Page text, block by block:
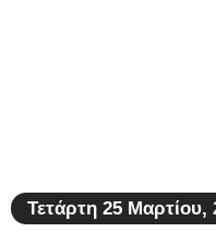
Τετάρτη 25 Μαρτίου,